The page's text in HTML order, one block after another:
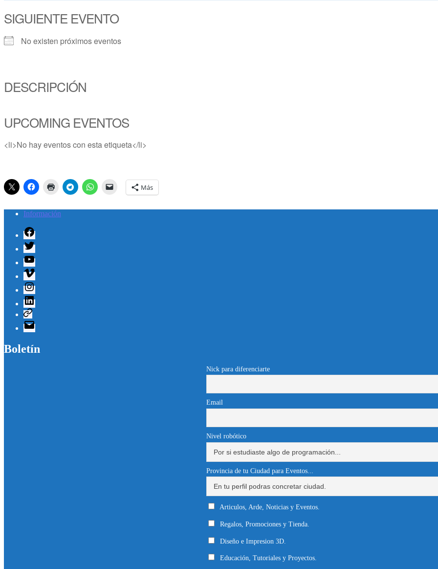
SIGUIENTE EVENTO
No existen próximos eventos
DESCRIPCIÓN
UPCOMING EVENTOS
<li>No hay eventos con esta etiqueta</li>
Más
Información
Facebook
Twitter
Youtube
Vimeo
Instagram
Linkedin
Telegram
Correo
electrónico
Boletín
Nick para diferenciarte
Email
Nivel robótico
Provincia de tu Ciudad para Eventos...
Articulos, Arde, Noticias y Eventos.
Regalos, Promociones y Tienda.
Diseño e Impresion 3D.
Educación, Tutoriales y Proyectos.